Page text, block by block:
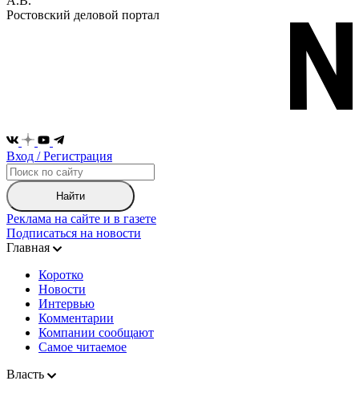
Ростовский деловой портал
Вход / Регистрация
Найти
Реклама на сайте и в газете
Подписаться на новости
Главная
Коротко
Новости
Интервью
Комментарии
Компании сообщают
Самое читаемое
Власть